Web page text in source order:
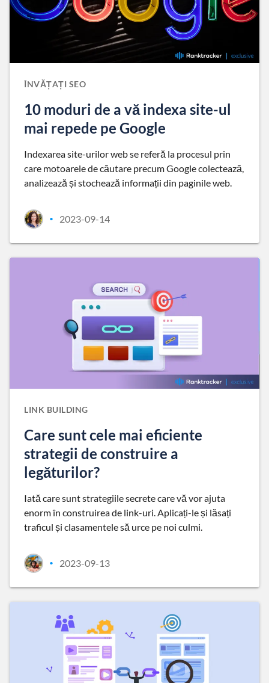
ÎNVĂȚAȚI SEO
10 moduri de a vă indexa site-ul
mai repede pe Google
Indexarea site-urilor web se referă la procesul prin
care motoarele de căutare precum Google colectează,
analizează și stochează informații din paginile web.
• 2023-09-14
LINK BUILDING
Care sunt cele mai eficiente
strategii de construire a
legăturilor?
Iată care sunt strategiile secrete care vă vor ajuta
enorm în construirea de link-uri. Aplicați-le și lăsați
traficul și clasamentele să urce pe noi culmi.
• 2023-09-13